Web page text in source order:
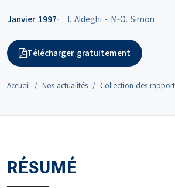
Janvier 1997 I. Aldeghi - M-O. Simon
Télécharger gratuitement
Accueil Nos actualités Collection des
RÉSUMÉ